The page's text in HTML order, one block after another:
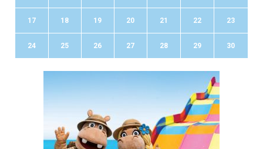
17 18 19 20 21 22 23
24 25 26 27 28 29 30